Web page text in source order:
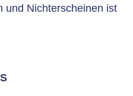
und Nichterscheinen ist